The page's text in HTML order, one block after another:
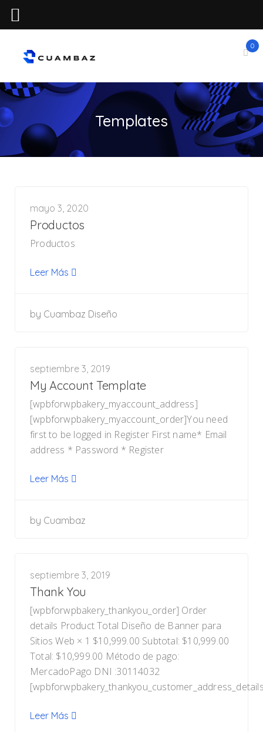
0
Templates
mayo 3, 2020
Productos
Productos
Leer Más
by Cuambaz Diseño
septiembre 3, 2019
My Account Template
[wpbforwpbakery_myaccount_address]
[wpbforwpbakery_myaccount_order]You need
first to be logged in Register First name* Email
address * Password * Register
Leer Más
by Cuambaz
septiembre 3, 2019
Thank You
[wpbforwpbakery_thankyou_order] Order
details Product Total Diseño de Banner para
Sitios Web × 1 $10,999.00 Subtotal: $10,999.00
Total: $10,999.00 Método de pago:
MercadoPago DNI :30114032
Leer Más